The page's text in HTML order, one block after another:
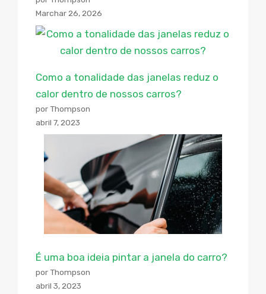
Marchar 26, 2026
Como a tonalidade das janelas reduz o
calor dentro de nossos carros?
por Thompson
abril 7, 2023
É uma boa ideia pintar a janela do carro?
por Thompson
abril 3, 2023